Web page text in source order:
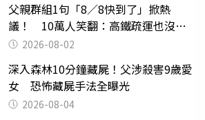
父親群組1句「8／8快到了」掀熱
議！ 10萬人笑翻：高鐵疏運也沒列
父親節
2026-08-02
深入森林10分鐘藏屍！父涉殺害9歲愛
女 恐怖藏屍手法全曝光
2026-08-04